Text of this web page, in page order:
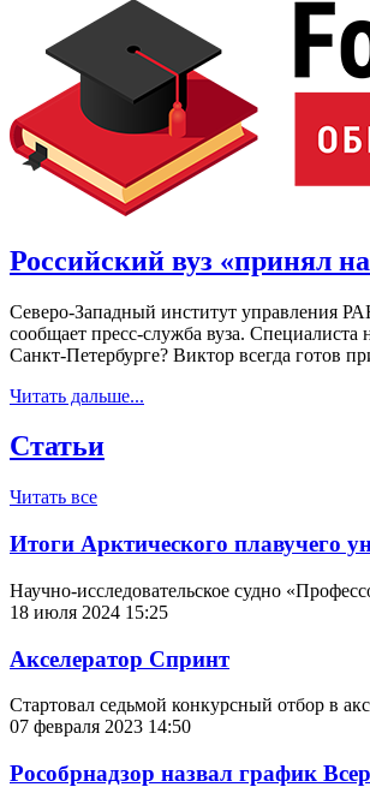
Российский вуз «принял
Северо-Западный институт управления
сообщает пресс-служба вуза.
Санкт-Петербурге? Виктор всегда готов
Читать дальше...
Статьи
Читать все
Итоги Арктического плавучего
Научно-исследовательское судно
18 июля 2024 15:25
Акселератор Спринт
Стартовал седьмой конкурсный отбор в
07 февраля 2023 14:50
Рособрнадзор назвал график